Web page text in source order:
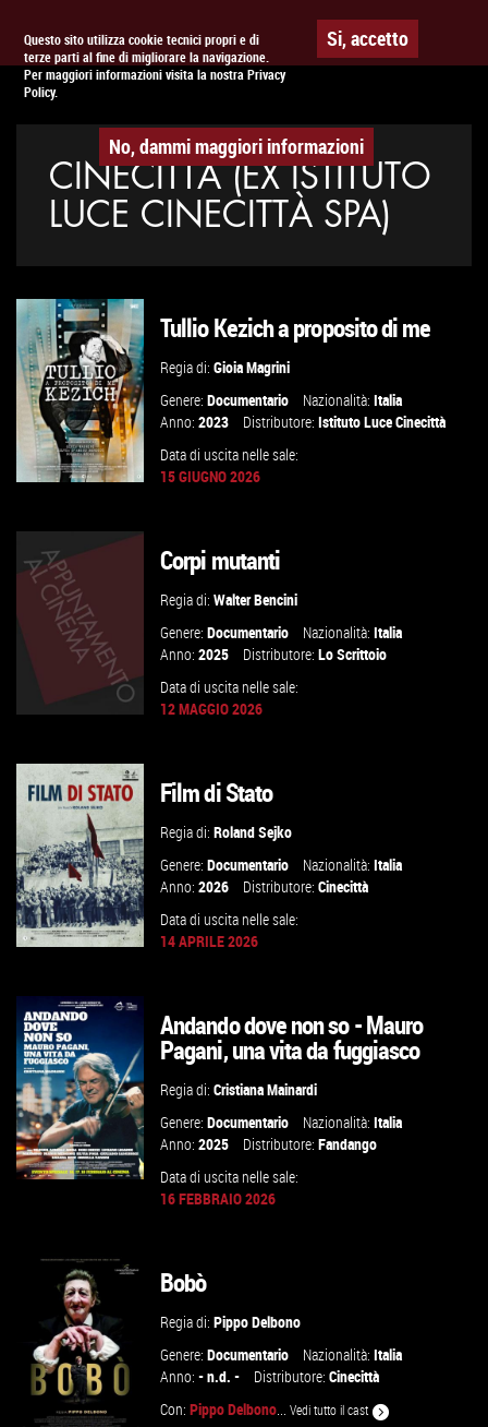
Questo sito utilizza cookie tecnici propri e di
terze parti al fine di migliorare la navigazione.
Per maggiori informazioni visita la nostra Privacy
Policy.
Si, accetto
No, dammi maggiori informazioni
APPUNTAMENTO AL CINEMA
CINECITTÀ (EX ISTITUTO
LUCE CINECITTÀ SPA)
GUARDA IL TRAILER
VAI ALLA SCHEDA
Tullio Kezich a proposito di me
Regia di:Gioia Magrini
Genere:Documentario Nazionalità:Italia
Anno:2023 Distributore:Istituto Luce Cinecittà
Data di uscita nelle sale:
15 GIUGNO 2026
GUARDA IL TRAILER
VAI ALLA SCHEDA
Corpi mutanti
Regia di:Walter Bencini
Genere:Documentario Nazionalità:Italia
Anno:2025 Distributore:Lo Scrittoio
Data di uscita nelle sale:
12 MAGGIO 2026
VAI ALLA SCHEDA
Film di Stato
Regia di:Roland Sejko
Genere:Documentario Nazionalità:Italia
Anno:2026 Distributore:Cinecittà
Data di uscita nelle sale:
14 APRILE 2026
VAI ALLA SCHEDA
Andando dove non so - Mauro
Pagani, una vita da fuggiasco
Regia di:Cristiana Mainardi
Genere:Documentario Nazionalità:Italia
Anno:2025 Distributore:Fandango
Data di uscita nelle sale:
16 FEBBRAIO 2026
Bobò
Regia di:Pippo Delbono
Genere:Documentario Nazionalità:Italia
Anno:- n.d. - Distributore:Cinecittà
Con:Pippo Delbono...Vedi tutto il cast